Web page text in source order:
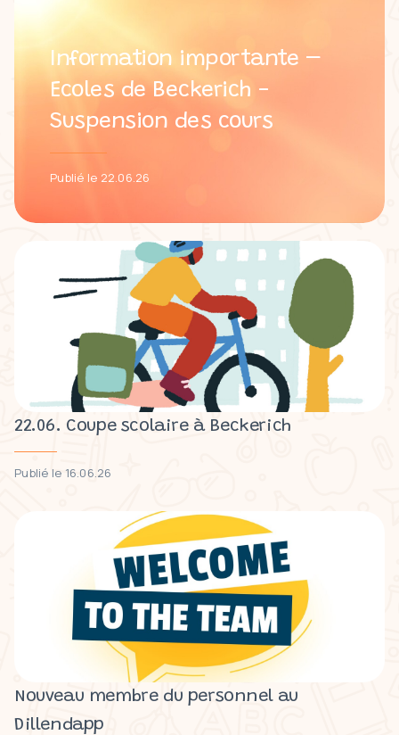
Information importante –
Ecoles de Beckerich -
Suspension des cours
Publié le 22.06.26
22.06. Coupe scolaire à Beckerich
Publié le 16.06.26
Nouveau membre du personnel au
Dillendapp